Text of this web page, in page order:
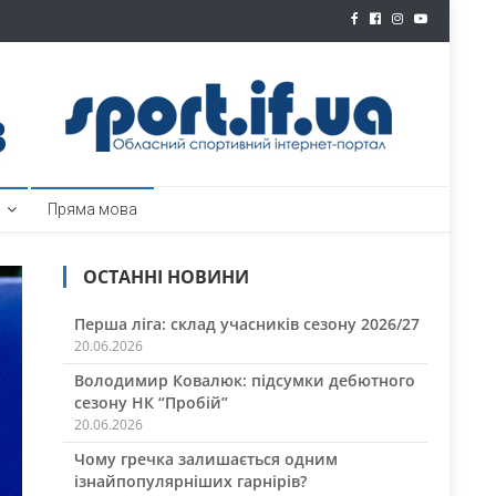
Пряма мова
ОСТАННІ НОВИНИ
Перша ліга: склад учасників сезону 2026/27
20.06.2026
Володимир Ковалюк: підсумки дебютного
сезону НК “Пробій”
20.06.2026
Чому гречка залишається одним
ізнайпопулярніших гарнірів?